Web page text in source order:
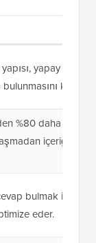
yapay
%80 daha az
içeriğinizin
bulmak için
eder.